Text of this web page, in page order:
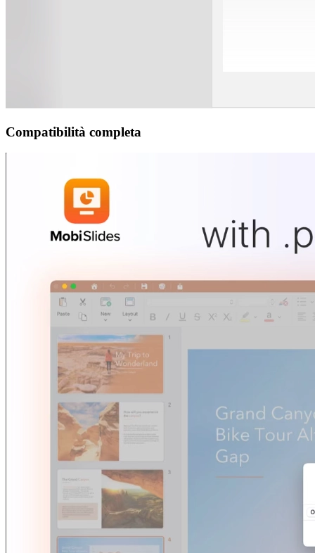
Compatibilità completa